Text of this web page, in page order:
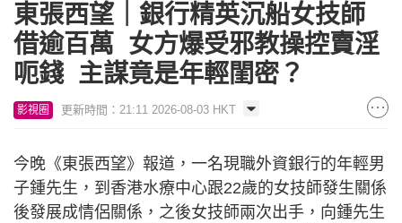
東張西望｜銀行精英沉船女技師
借逾百萬 女方爆受邪教操控賣淫
呃錢 主謀竟是年輕閨密？
影視圈 更新時間：21:11 2026-08-03 HKT
今晚《東張西望》報道，一名現職外資銀行的年輕男
子鍾先生，到香港水療中心跟22歲的女技師發生關係
後發展成情侶關係，之後女技師兩次出手，向鍾先生